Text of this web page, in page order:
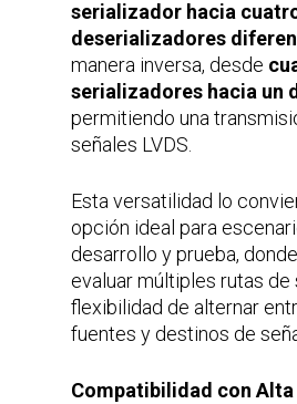
serializador hacia
deserializadores
manera inversa, desde
serializadores hacia un
permitiendo una
señales LVDS.
Esta versatilidad lo
opción ideal para
desarrollo y prueba,
evaluar múltiples rutas de
flexibilidad de alternar
fuentes y destinos de
Compatibilidad con